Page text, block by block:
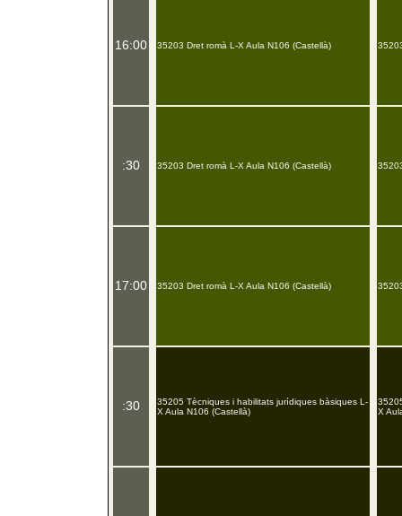
16:00
:30
17:00
:30
35203 Dret romà L-X Aula N106 (Castellà)
35203 Dret romà L-X Aula N106 (Castellà)
35203 Dret romà L-X Aula N106 (Castellà)
35205 Tècniques i habilitats jurídiques bàsiques L-
X Aula N106 (Castellà)
X